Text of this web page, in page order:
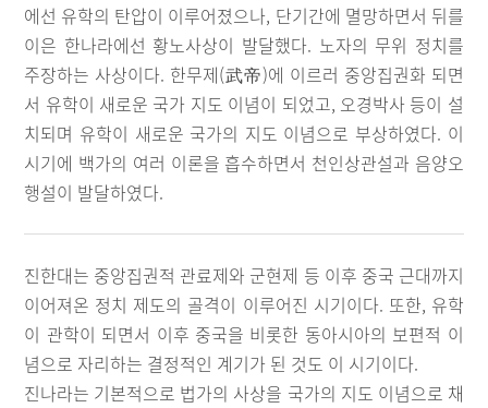
에선 유학의 탄압이 이루어졌으나, 단기간에 멸망하면서 뒤를
이은 한나라에선 황노사상이 발달했다. 노자의 무위 정치를
주장하는 사상이다. 한무제(武帝)에 이르러 중앙집권화 되면
서 유학이 새로운 국가 지도 이념이 되었고, 오경박사 등이 설
치되며 유학이 새로운 국가의 지도 이념으로 부상하였다. 이
시기에 백가의 여러 이론을 흡수하면서 천인상관설과 음양오
행설이 발달하였다.
진한대는 중앙집권적 관료제와 군현제 등 이후 중국 근대까지
이어져온 정치 제도의 골격이 이루어진 시기이다. 또한, 유학
이 관학이 되면서 이후 중국을 비롯한 동아시아의 보편적 이
념으로 자리하는 결정적인 계기가 된 것도 이 시기이다.
진나라는 기본적으로 법가의 사상을 국가의 지도 이념으로 채